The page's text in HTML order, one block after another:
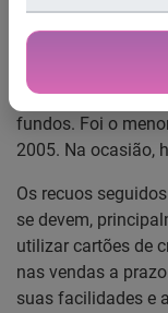
2004, quando
Ainda de acordo
dos cheques
fundos. Foi o
2005. Na ocasião,
Os recuos
se devem,
utilizar cartões de
nas vendas a
suas facilidades e